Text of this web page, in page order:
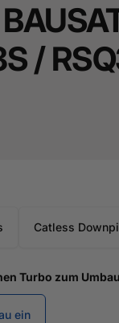
/
Catless
Turbo zum
ein